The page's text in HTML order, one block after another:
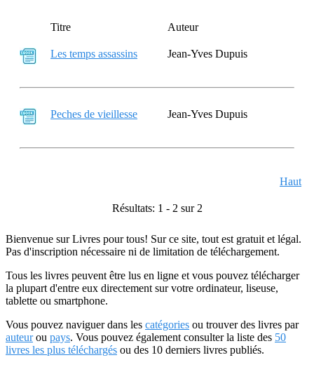
Titre Auteur
Les temps assassins Jean-Yves Dupuis
Peches de vieillesse Jean-Yves Dupuis
Haut
Résultats: 1 - 2 sur 2
Bienvenue sur Livres pour tous! Sur ce site, tout est gratuit et légal.
Pas d'inscription nécessaire ni de limitation de téléchargement.
Tous les livres peuvent être lus en ligne et vous pouvez télécharger
la plupart d'entre eux directement sur votre ordinateur, liseuse,
tablette ou smartphone.
Vous pouvez naviguer dans les catégories ou trouver des livres par
auteurou pays. Vous pouvez également consulter la liste des 50
livres les plus téléchargés ou des 10 derniers livres publiés.